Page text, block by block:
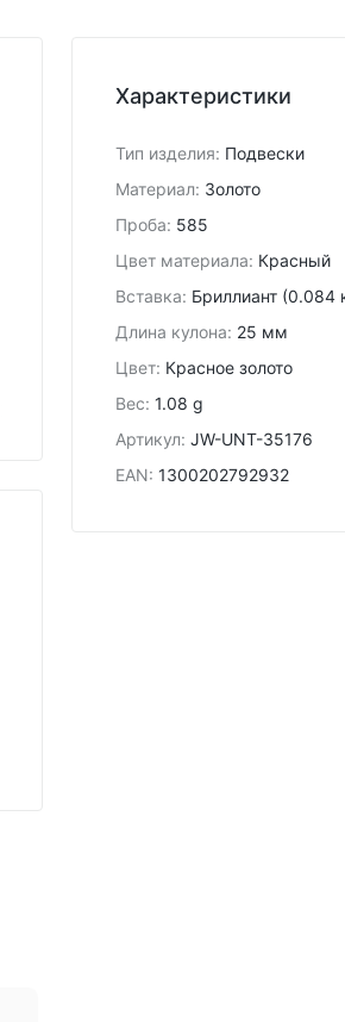
Характеристики
Тип изделия: Подвески
Материал: Золото
Проба: 585
Цвет материала: Красный
Вставка: Бриллиант (0.084
Длина кулона: 25 мм
Цвет: Красное золото
Вес: 1.08 g
Артикул: JW-UNT-35176
EAN: 1300202792932